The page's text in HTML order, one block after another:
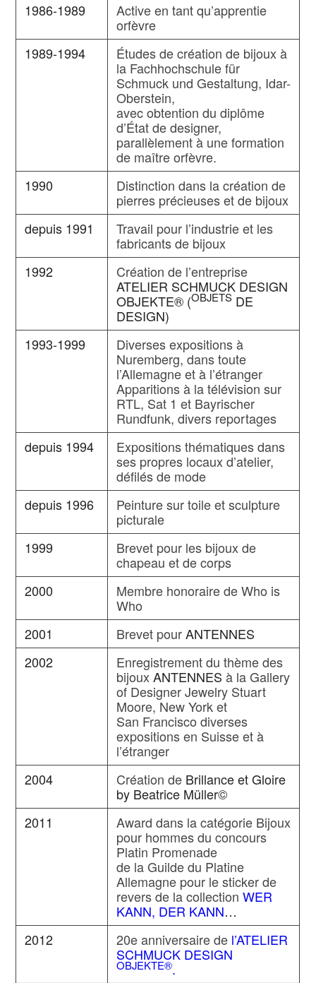
1986-1989
Active en tant qu’apprentie
orfèvre
1989-1994
Études de création de bijoux à
la Fachhochschule für
Schmuck und Gestaltung, Idar-
Oberstein,
avec obtention du diplôme
d’État de designer,
parallèlement à une formation
de maître orfèvre.
1990
Distinction dans la création de
pierres précieuses et de bijoux
depuis 1991
Travail pour l’industrie et les
fabricants de bijoux
1992
Création de l’entreprise
ATELIER SCHMUCK DESIGN
OBJEKTE® (OBJETS DE
DESIGN)
1993-1999
Diverses expositions à
Nuremberg, dans toute
l’Allemagne et à l’étranger
Apparitions à la télévision sur
RTL, Sat 1 et Bayrischer
Rundfunk, divers reportages
depuis 1994
Expositions thématiques dans
ses propres locaux d’atelier,
défilés de mode
depuis 1996
Peinture sur toile et sculpture
picturale
1999
Brevet pour les bijoux de
chapeau et de corps
2000
Membre honoraire de Who is
Who
2001
Brevet pourANTENNES
2002
Enregistrement du thème des
bijouxANTENNESà la Gallery
of Designer Jewelry Stuart
Moore, New York et
San Francisco diverses
expositions en Suisse et à
l’étranger
2004
Création de Brillance et Gloire
by Beatrice Müller©
2011
Award dans la catégorie Bijoux
pour hommes du concours
Platin Promenade
de la Guilde du Platine
Allemagne pour le sticker de
revers de la collectionWER
KANN, DER KANN…
2012
20e anniversaire de l’ATELIER
SCHMUCK DESIGN
OBJEKTE®.